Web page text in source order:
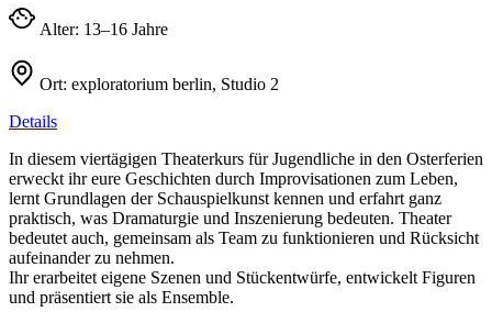
Alter: 13–16 Jahre
Ort: exploratorium berlin, Studio 2
Details
In diesem viertägigen Theaterkurs für Jugendliche in den Osterferien
erweckt ihr eure Geschichten durch Improvisationen zum Leben,
lernt Grundlagen der Schauspielkunst kennen und erfahrt ganz
praktisch, was Dramaturgie und Inszenierung bedeuten. Theater
bedeutet auch, gemeinsam als Team zu funktionieren und Rücksicht
aufeinander zu nehmen.
Ihr erarbeitet eigene Szenen und Stückentwürfe, entwickelt Figuren
und präsentiert sie als Ensemble.